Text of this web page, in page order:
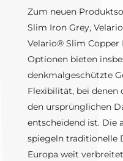
Zum neuen
Slim Iron Grey,
Velario® Slim Copper
Optionen bieten
denkmalgeschützte
Flexibilität, bei
den ursprünglichen
entscheidend ist. Die
spiegeln traditionelle
Europa weit